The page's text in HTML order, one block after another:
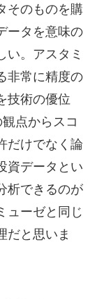
そのものを購
ータを意味の
い。アスタミ
非常に精度の
技術の優位
点からスコ
だけでなく論
資データとい
析できるのが
ューゼと同じ
だと思いま